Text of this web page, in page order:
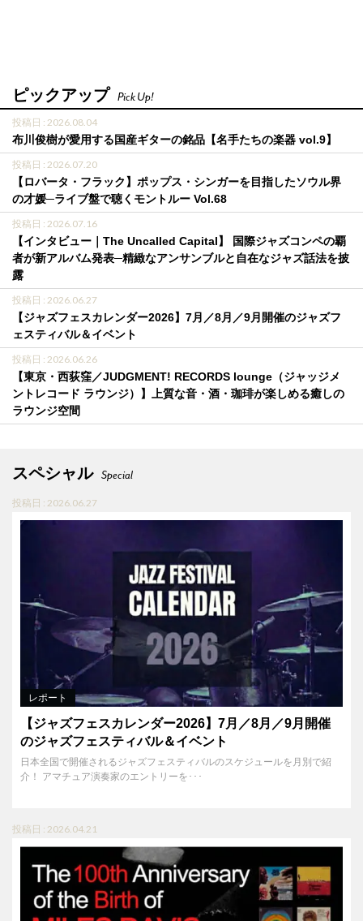
ピックアップ Pick Up!
投稿日 : 2026.08.04
布川俊樹が愛用する国産ギターの銘品【名手たちの楽器 vol.9】
投稿日 : 2026.07.20
【ロバータ・フラック】ポップス・シンガーを目指したソウル界
の才媛─ライブ盤で聴くモントルー Vol.68
投稿日 : 2026.07.16
【インタビュー｜The Uncalled Capital】 国際ジャズコンペの覇
者が新アルバム発表─精緻なアンサンブルと自在なジャズ話法を披
露
投稿日 : 2026.06.27
【ジャズフェスカレンダー2026】7月／8月／9月開催のジャズフ
ェスティバル＆イベント
投稿日 : 2026.06.26
【東京・西荻窪／JUDGMENT! RECORDS lounge（ジャッジメ
ントレコード ラウンジ）】上質な音・酒・珈琲が楽しめる癒しの
ラウンジ空間
スペシャル Special
投稿日 : 2026.06.27
レポート
【ジャズフェスカレンダー2026】7月／8月／9月開催
のジャズフェスティバル＆イベント
日本全国で開催されるジャズフェスティバルのスケジュールを月別で紹
介！ アマチュア演奏家のエントリーを･･･
投稿日 : 2026.04.21